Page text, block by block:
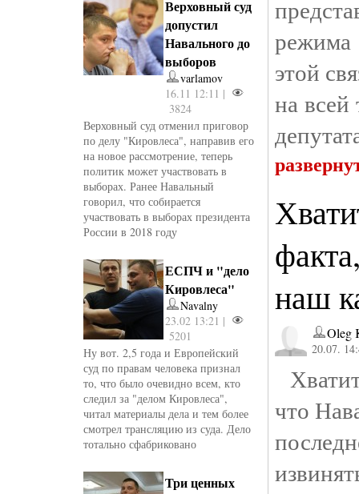
Верховный суд
допустил
Навального до
выборов
varlamov
16.11 12:11 |
3824
Верховный суд отменил приговор
по делу "Кировлеса", направив его
на новое рассмотрение, теперь
политик может участвовать в
выборах. Ранее Навальный
говорил, что собирается
участвовать в выборах президента
России в 2018 году
ЕСПЧ и "дело
Кировлеса"
Navalny
23.02 13:21 |
5201
Ну вот. 2,5 года и Европейский
суд по правам человека признал
то, что было очевидно всем, кто
следил за "делом Кировлеса",
читал материалы дела и тем более
смотрел трансляцию из суда. Дело
тотально сфабриковано
Три ценных
этой
на
наш
Oleg
20.07.
что